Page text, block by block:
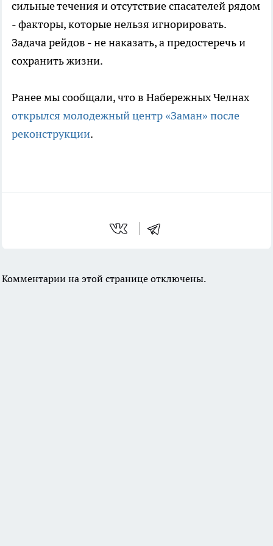
сильные течения и отсутствие спасателей рядом
- факторы, которые нельзя игнорировать.
Задача рейдов - не наказать, а предостеречь и
сохранить жизни.
Ранее мы сообщали, что в Набережных Челнах
открылся молодежный центр «Заман» после
реконструкции.
Комментарии на этой странице отключены.